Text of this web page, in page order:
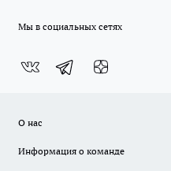
Мы в социальных сетях
О нас
Информация о команде